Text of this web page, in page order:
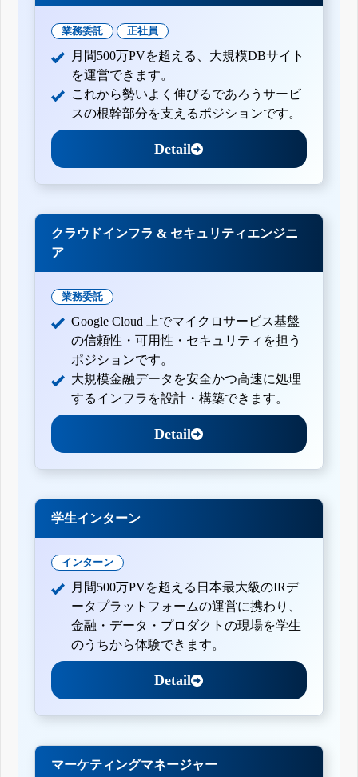
業務委託 正社員
月間500万PVを超える、大規模DBサイト
を運営できます。
これから勢いよく伸びるであろうサービ
スの根幹部分を支えるポジションです。
Detail
クラウドインフラ & セキュリティエンジニ
ア
業務委託
Google Cloud 上でマイクロサービス基盤
の信頼性・可用性・セキュリティを担う
ポジションです。
大規模金融データを安全かつ高速に処理
するインフラを設計・構築できます。
Detail
学生インターン
インターン
月間500万PVを超える日本最大級のIRデ
ータプラットフォームの運営に携わり、
金融・データ・プロダクトの現場を学生
のうちから体験できます。
Detail
マーケティングマネージャー